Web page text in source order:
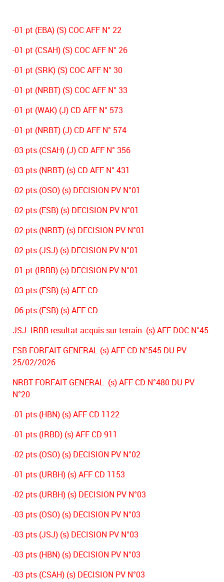
-01 pt (EBA) (S) COC AFF N° 22
-01 pt (CSAH) (S) COC AFF N° 26
-01 pt (SRK) (S) COC AFF N° 30
-01 pt (NRBT) (S) COC AFF N° 33
-01 pt (WAK) (J) CD AFF N° 573
-01 pt (NRBT) (J) CD AFF N° 574
-03 pts (CSAH) (J) CD AFF N° 356
-03 pts (NRBT) (s) CD AFF N° 431
-02 pts (OSO) (s) DECISION PV N°01
-02 pts (ESB) (s) DECISION PV N°01
-02 pts (NRBT) (s) DECISION PV N°01
-02 pts (JSJ) (s) DECISION PV N°01
-01 pt (IRBB) (s) DECISION PV N°01
-03 pts (ESB) (s) AFF CD
-06 pts (ESB) (s) AFF CD
JSJ- IRBB resultat acquis sur terrain (s) AFF DOC N°45
ESB FORFAIT GENERAL (s) AFF CD N°545 DU PV
25/02/2026
NRBT FORFAIT GENERAL (s) AFF CD N°480 DU PV
N°20
-01 pts (HBN) (s) AFF CD 1122
-01 pts (IRBD) (s) AFF CD 911
-02 pts (OSO) (s) DECISION PV N°02
-01 pts (URBH) (s) AFF CD 1153
-02 pts (URBH) (s) DECISION PV N°03
-03 pts (OSO) (s) DECISION PV N°03
-03 pts (JSJ) (s) DECISION PV N°03
-03 pts (HBN) (s) DECISION PV N°03
-03 pts (CSAH) (s) DECISION PV N°03